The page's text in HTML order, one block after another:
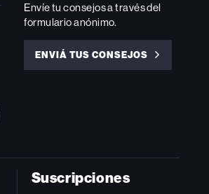
Envíe tu consejos a través del
formulario anónimo.
ENVIÁ TUS CONSEJOS
ENVIÁ
Suscripciones